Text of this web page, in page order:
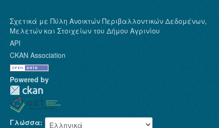
Σχετικά με Πύλη Ανοικτών Περιβαλλοντικών Δεδομένων,
Μελετών και Στοιχείων του Δήμου Αγρινίου
API
CKAN Association
Powered by
Γλώσσα